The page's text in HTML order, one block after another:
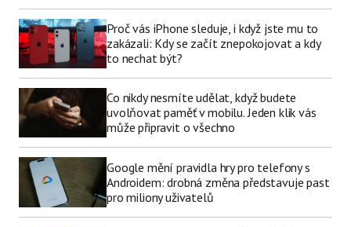
Proč vás iPhone sleduje, i když jste mu to
zakázali: Kdy se začít znepokojovat a kdy
to nechat být?
Co nikdy nesmíte udělat, když budete
uvolňovat paměť v mobilu. Jeden klik vás
může připravit o všechno
Google mění pravidla hry pro telefony s
Androidem: drobná změna představuje past
pro miliony uživatelů